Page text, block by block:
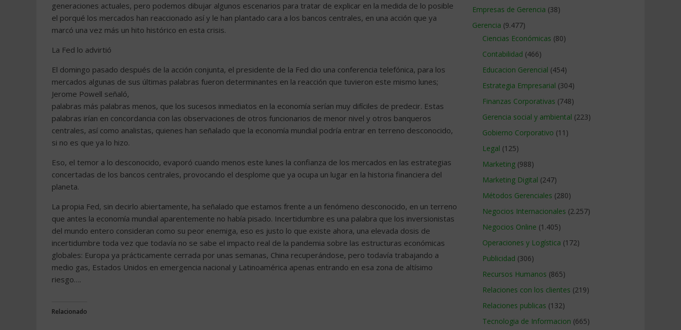
generaciones actuales, pero podemos dibujar algunos escenarios para tratar de explicar en la medida de lo posible
el porqué los mercados han reaccionado así y le han plantado cara a los bancos centrales, en una acción que ya
marcó una vez más un hito histórico en esta crisis.
La Fed lo advirtió
El domingo pasado después de la acción conjunta, el presidente de la Fed dio una conferencia telefónica, para los
mercados algunas de sus últimas palabras fueron determinantes en la reacción que tuvieron este mismo lunes;
Jerome Powell señaló,
palabras más palabras menos, que los sucesos inmediatos en la economía serían muy difíciles de predecir. Estas
palabras irían en concordancia con las observaciones de otros funcionarios de menor nivel y otros banqueros
centrales, así como analistas, quienes han señalado que la economía mundial podría entrar en terreno desconocido,
si no es que ya lo hizo.
Eso, el temor a lo desconocido, evaporó cuando menos este lunes la confianza de los mercados en las estrategias
concertadas de los bancos centrales, provocando el desplome que ya ocupa un lugar en la historia financiera del
planeta.
La propia Fed, sin decirlo abiertamente, ha señalado que estamos frente a un fenómeno desconocido, en un terreno
que antes la economía mundial aparentemente no había pisado. Incertidumbre es una palabra que los inversionistas
del mundo entero consideran como su peor enemiga, eso es justo lo que existe ahora, una elevada dosis de
incertidumbre toda vez que todavía no se sabe el impacto real de la pandemia sobre las estructuras económicas
globales: Europa ya prácticamente cerrada por unas semanas, China recuperándose, pero todavía trabajando a
medio gas, Estados Unidos en emergencia nacional y Latinoamérica apenas entrando en esa zona de altísimo
riesgo….
Relacionado
Empresas de Gerencia (38)
Gerencia (9.477)
Ciencias Económicas (80)
Contabilidad (466)
Educacion Gerencial (454)
Estrategia Empresarial (304)
Finanzas Corporativas (748)
Gerencia social y ambiental (223)
Gobierno Corporativo (11)
Legal (125)
Marketing (988)
Marketing Digital (247)
Métodos Gerenciales (280)
Negocios Internacionales (2.257)
Negocios Online (1.405)
Operaciones y Logística (172)
Publicidad (306)
Recursos Humanos (865)
Relaciones con los clientes (219)
Relaciones publicas (132)
Tecnologia de Informacion (665)